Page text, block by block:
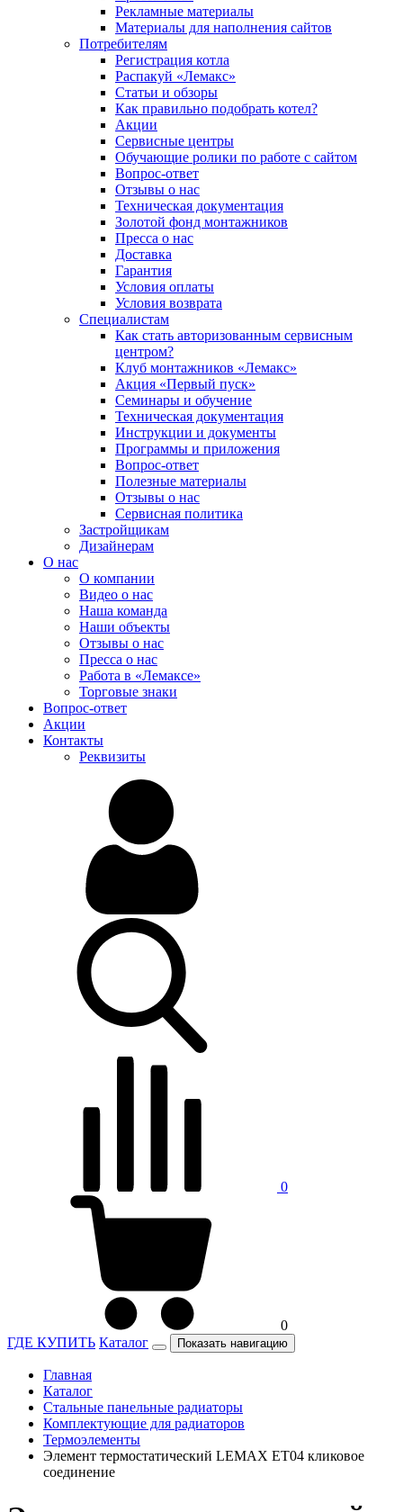
Рекламные материалы
Материалы для наполнения сайтов
Потребителям
Регистрация котла
Распакуй «Лемакс»
Статьи и обзоры
Как правильно подобрать котел?
Акции
Сервисные центры
Обучающие ролики по работе с сайтом
Вопрос-ответ
Отзывы о нас
Техническая документация
Золотой фонд монтажников
Пресса о нас
Доставка
Гарантия
Условия оплаты
Условия возврата
Специалистам
Как стать авторизованным сервисным
центром?
Клуб монтажников «Лемакс»
Акция «Первый пуск»
Семинары и обучение
Техническая документация
Инструкции и документы
Программы и приложения
Вопрос-ответ
Полезные материалы
Отзывы о нас
Сервисная политика
Застройщикам
Дизайнерам
О нас
О компании
Видео о нас
Наша команда
Наши объекты
Отзывы о нас
Пресса о нас
Работа в «Лемаксе»
Торговые знаки
Вопрос-ответ
Акции
Контакты
Реквизиты
0
0
ГДЕ КУПИТЬ Каталог Показать навигацию
Главная
Каталог
Стальные панельные радиаторы
Комплектующие для радиаторов
Термоэлементы
Элемент термостатический LEMAX ET04 кликовое
соединение